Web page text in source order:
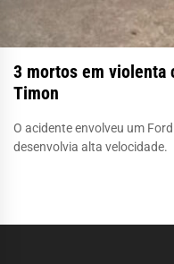
3 mortos em violenta
Timon
O acidente envolveu um
desenvolvia alta velocidade.